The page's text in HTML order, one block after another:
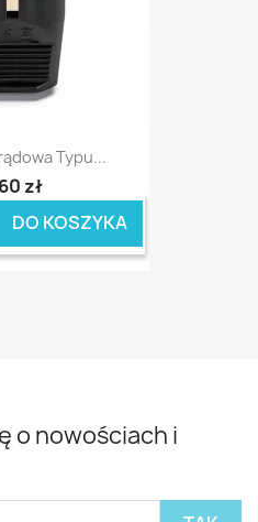
Typu...
zł
DO KOSZYKA
o nowościach i